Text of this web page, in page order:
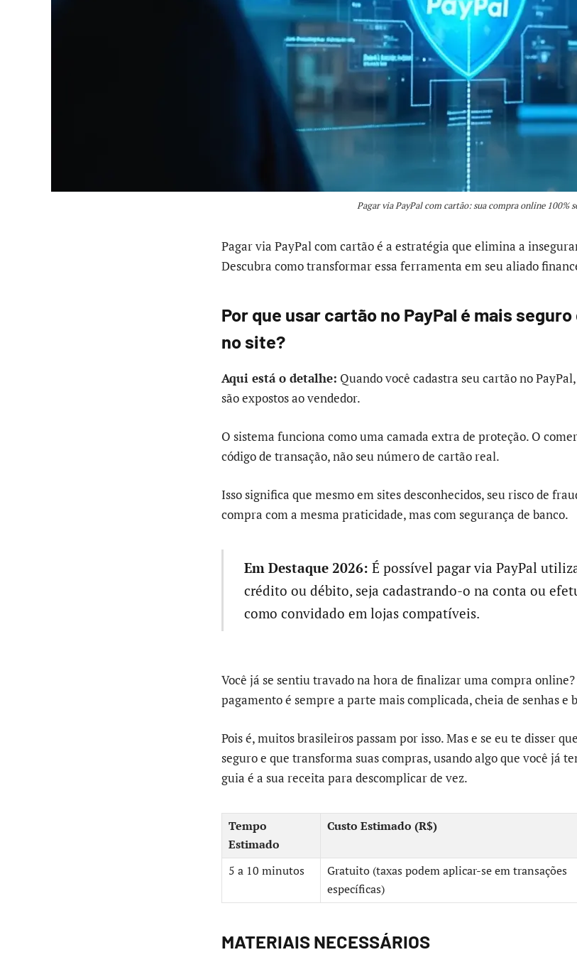
Pagar via PayPal com cartão: sua compra online 100%
Pagar via PayPal com cartão é a estratégia que elimina a
Descubra como transformar essa ferramenta em seu aliado
Por que usar cartão no PayPal é mais
no site?
Aqui está o detalhe: Quando você cadastra seu cartão no
são expostos ao vendedor.
O sistema funciona como uma camada extra de proteção. O
código de transação, não seu número de cartão real.
Isso significa que mesmo em sites desconhecidos, seu risco de
compra com a mesma praticidade, mas com segurança de banco.
Em Destaque 2026: É possível pagar via PayPal
crédito ou débito, seja cadastrando-o na conta ou
como convidado em lojas compatíveis.
Você já se sentiu travado na hora de finalizar uma compra online?
pagamento é sempre a parte mais complicada, cheia de senhas e
Pois é, muitos brasileiros passam por isso. Mas e se eu te disser
seguro e que transforma suas compras, usando algo que você já
guia é a sua receita para descomplicar de vez.
Tempo
Estimado
Custo Estimado (R$)
5 a 10 minutos
Gratuito (taxas podem aplicar-se em transações
específicas)
MATERIAIS NECESSÁRIOS